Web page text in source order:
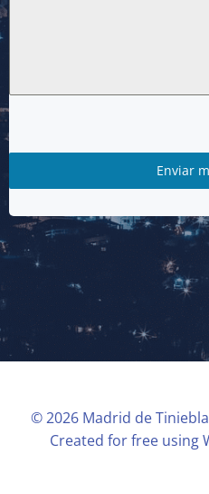
Enviar
© 2026 Madrid de
Created for free using